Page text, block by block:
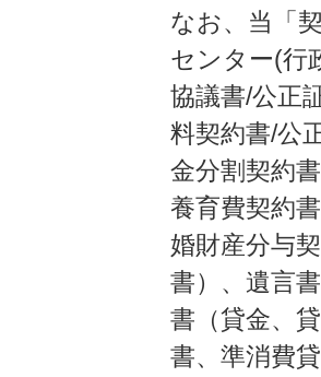
なお、当「
センター(行
協議書/公正
料契約書/公
金分割契約
養育費契約
婚財産分与
書）、遺言
書（貸金、
書、準消費